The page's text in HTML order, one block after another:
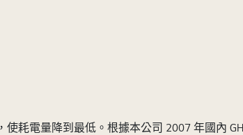
耗電量降到最低。根據本公司 2007 年國內